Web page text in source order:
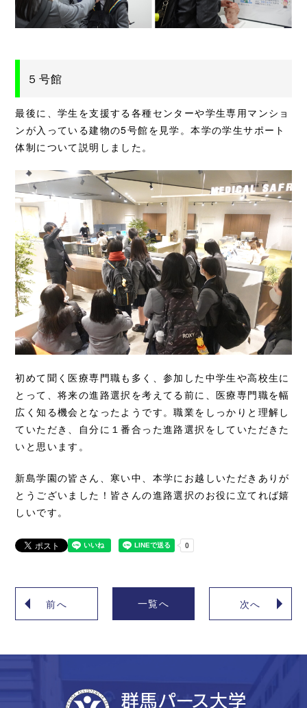
５号館
最後に、学生を支援する各種センターや学生専用マンショ
ンが入っている建物の5号館を見学。本学の学生サポート
体制について説明しました。
初めて聞く医療専門職も多く、参加した中学生や高校生に
とって、将来の進路選択を考えてる前に、医療専門職を幅
広く知る機会となったようです。職業をしっかりと理解し
ていただき、自分に１番合った進路選択をしていただきた
いと思います。
新島学園の皆さん、寒い中、本学にお越しいただきありが
とうございました！皆さんの進路選択のお役に立てれば嬉
しいです。
前へ 一覧へ 次へ